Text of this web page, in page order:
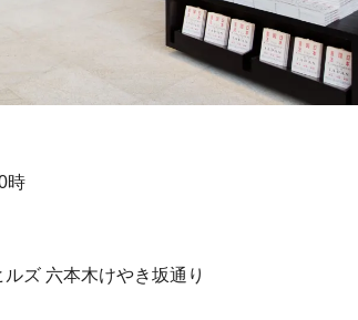
時
ズ 六本木けやき坂通り